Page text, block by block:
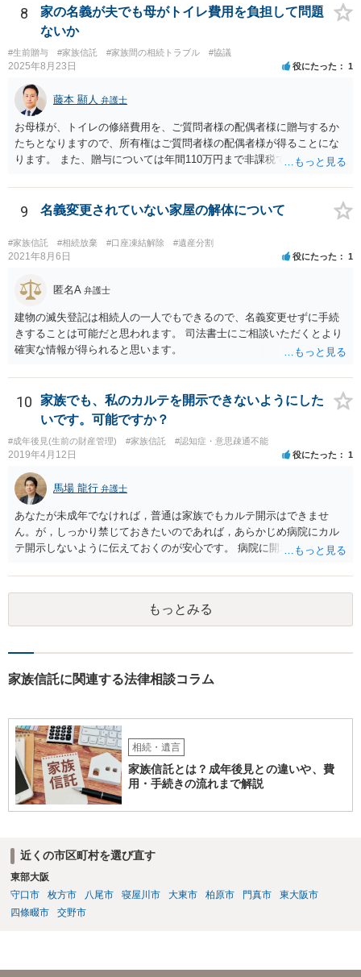
視野に入れておられる場合は、お近くの弁護士、できれば相続に強い
弁護士にご相談なさるとよいでしょう。
8
家の名義が夫でも母がトイレ費用を負担して問題
ないか
#生前贈与 #家族信託 #家族間の相続トラブル #協議
2025年8月23日 役にたった 1
藤本 顯人 弁護士
お母様が、トイレの修繕費用を、ご質問者様の配偶者様に贈与するか
たちとなりますので、所有権はご質問者様の配偶者様が得ることにな
ります。 また、贈与については年間110万円まで非課税であり、トイ
9 名義変更されていない家屋の解体について
#家族信託 #相続放棄 #口座凍結解除 #遺産分割
2021年8月6日 役にたった 1
匿名A 弁護士
建物の滅失登記は相続人の一人でもできるので、名義変更せずに手続
きすることは可能だと思われます。 司法書士にご相談いただくとより
確実な情報が得られると思います。
10
家族でも、私のカルテを開示できないようにした
いです。可能ですか？
#成年後見(生前の財産管理) #家族信託 #認知症・意思疎通不能
2019年4月12日 役にたった 1
馬場 龍行 弁護士
あなたが未成年でなければ，普通は家族でもカルテ開示はできませ
ん。が，しっかり禁じておきたいのであれば，あらかじめ病院にカル
テ開示しないように伝えておくのが安心です。 病院に開示しないよう
可能性は低いのでコストパフォーマンスとしてはどうかなという感じ
がします。
もっとみる
家族信託に関連する法律相談コラム
相続・遺言
家族信託とは？成年後見との違いや、費
用・手続きの流れまで解説
近くの市区町村を選び直す
東部大阪
守口市
枚方市 八尾市 寝屋川市 大東市 柏原市 門真市
東大阪市
四條畷市
交野市